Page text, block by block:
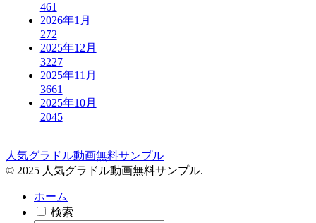
461
2026年1月
272
2025年12月
3227
2025年11月
3661
2025年10月
2045
人気グラドル動画無料サンプル
© 2025 人気グラドル動画無料サンプル.
ホーム
検索